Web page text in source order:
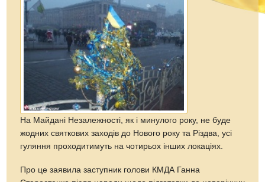
На Майдані Незалежності, як і минулого року, не буде
жодних святкових заходів до Нового року та Різдва, усі
гуляння проходитимуть на чотирьох інших локаціях.
Про це заявила заступник голови КМДА Ганна